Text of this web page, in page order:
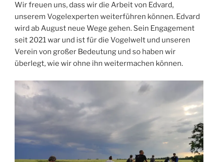
Wir freuen uns, dass wir die Arbeit von Edvard,
unserem Vogelexperten weiterführen können. Edvard
wird ab August neue Wege gehen. Sein Engagement
seit 2021 war und ist für die Vogelwelt und unseren
Verein von großer Bedeutung und so haben wir
überlegt, wie wir ohne ihn weitermachen können.